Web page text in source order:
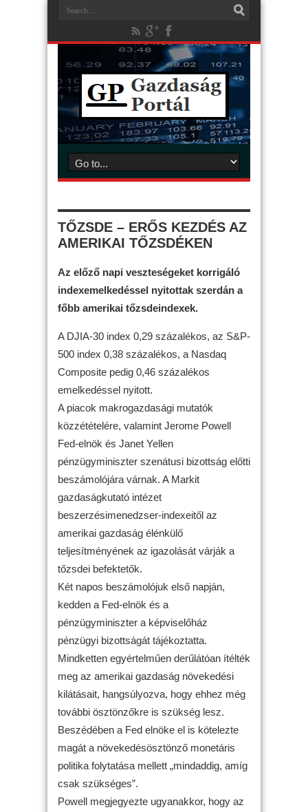
TŐZSDE – ERŐS KEZDÉS AZ
AMERIKAI TŐZSDÉKEN
Az előző napi veszteségeket korrigáló
indexemelkedéssel nyitottak szerdán a
főbb amerikai tőzsdeindexek.
A DJIA-30 index 0,29 százalékos, az S&P-
500 index 0,38 százalékos, a Nasdaq
Composite pedig 0,46 százalékos
emelkedéssel nyitott.
A piacok makrogazdasági mutatók
közzétételére, valamint Jerome Powell
Fed-elnök és Janet Yellen
pénzügyminiszter szenátusi bizottság előtti
beszámolójára várnak. A Markit
gazdaságkutató intézet
beszerzésimenedzser-indexeitől az
amerikai gazdaság élénkülő
teljesítményének az igazolását várják a
tőzsdei befektetők.
Két napos beszámolójuk első napján,
kedden a Fed-elnök és a
pénzügyminiszter a képviselőház
pénzügyi bizottságát tájékoztatta.
Mindketten egyértelműen derűlátóan ítélték
meg az amerikai gazdaság növekedési
kilátásait, hangsúlyozva, hogy ehhez még
további ösztönzőkre is szükség lesz.
Beszédében a Fed elnöke el is kötelezte
magát a növekedésösztönző monetáris
politika folytatása mellett „mindaddig, amíg
csak szükséges”.
Powell megjegyezte ugyanakkor, hogy az